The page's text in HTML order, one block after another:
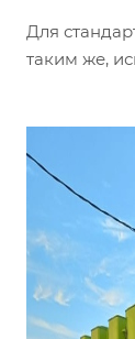
Для
таким же,